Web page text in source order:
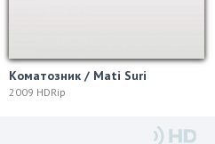
Коматозник / Mati Suri
2009 HDRip